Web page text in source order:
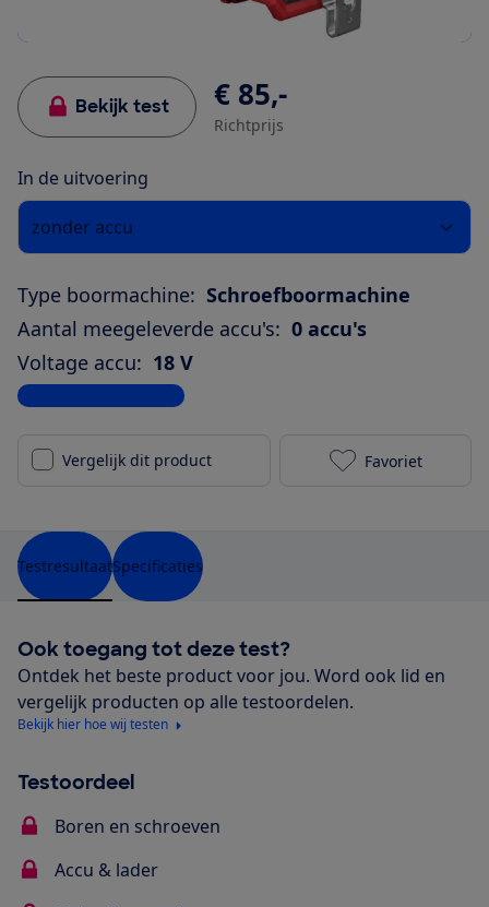
Bekijk test € 85,-
Richtprijs
In de uitvoering
zonder accu
Type boormachine: Schroefboormachine
Aantal meegeleverde accu's: 0 accu's
Voltage accu: 18 V
Bekijk alle specificaties
Vergelijk dit product Skil 3065CA
Favoriet
TestresultaatSpecificaties
Ook toegang tot deze test?
Ontdek het beste product voor jou. Word ook lid en
vergelijk producten op alle testoordelen.
Bekijk hier hoe wij testen
Testoordeel
Boren en schroeven
Accu & lader